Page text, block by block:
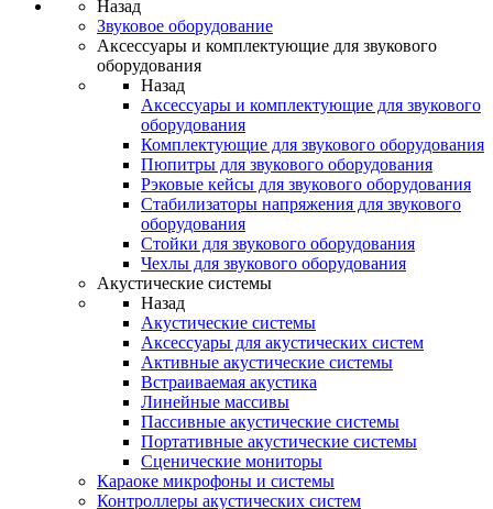
Назад
Звуковое оборудование
Аксессуары и комплектующие для звукового
оборудования
Назад
Аксессуары и комплектующие для звукового
оборудования
Комплектующие для звукового оборудования
Пюпитры для звукового оборудования
Рэковые кейсы для звукового оборудования
Стабилизаторы напряжения для звукового
оборудования
Стойки для звукового оборудования
Чехлы для звукового оборудования
Акустические системы
Назад
Акустические системы
Аксессуары для акустических систем
Активные акустические системы
Встраиваемая акустика
Линейные массивы
Пассивные акустические системы
Портативные акустические системы
Сценические мониторы
Караоке микрофоны и системы
Контроллеры акустических систем